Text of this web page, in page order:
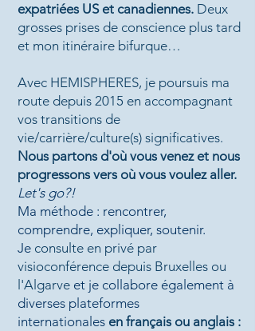
expatriées US et canadiennes. Deux
grosses prises de conscience plus tard
et mon itinéraire bifurque…
Avec HEMISPHERES, je poursuis ma
route depuis 2015 en accompagnant
vos transitions de
vie/carrière/culture(s) significatives.
Nous partons d'où vous venez et nous
progressons vers où vous voulez aller.
Let's go?!
Ma méthode : rencontrer,
comprendre, expliquer, soutenir.
Je consulte en privé par
visioconférence depuis Bruxelles ou
l'Algarve et je collabore également à
diverses plateformes
internationales en français ou anglais :